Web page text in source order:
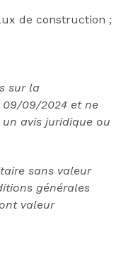
de construction ;
sur la
09/2024 et ne
avis juridique ou
sans valeur
générales
valeur